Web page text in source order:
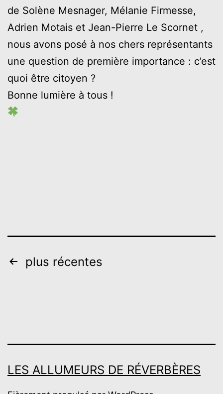
de Solène Mesnager, Mélanie Firmesse,
Adrien Motais et Jean-Pierre Le Scornet ,
nous avons posé à nos chers représentants
une question de première importance : c’est
quoi être citoyen ?
Bonne lumière à tous !
Pagination
plus récentes
LES ALLUMEURS DE RÉVERBÈRES